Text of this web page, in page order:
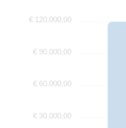
€ 120.000,00
€ 90.000,00
€ 60.000,00
€ 30.000,00